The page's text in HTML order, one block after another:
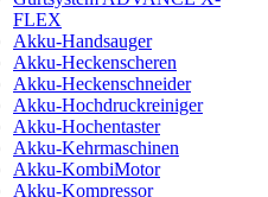
FLEX
Akku-Handsauger
Akku-Heckenscheren
Akku-Heckenschneider
Akku-Hochdruckreiniger
Akku-Hochentaster
Akku-Kehrmaschinen
Akku-KombiMotor
Akku-Kompressor